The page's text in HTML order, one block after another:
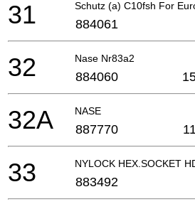
Schutz (a) C10fsh For
31 884061
Nase Nr83a2
32 884060
NASE
32A 887770
NYLOCK HEX.SOCKET
33 883492